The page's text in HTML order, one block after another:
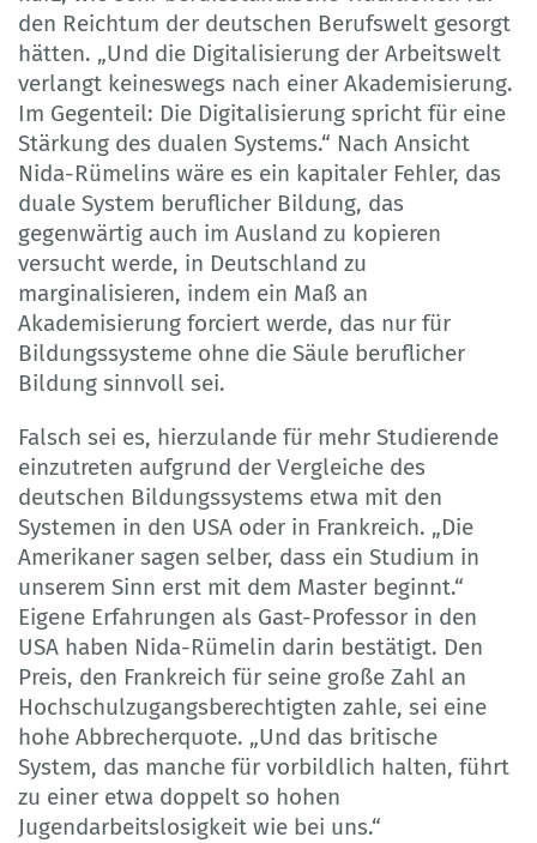
den Reichtum der deutschen Berufswelt gesorgt
hätten. „Und die Digitalisierung der Arbeitswelt
verlangt keineswegs nach einer Akademisierung.
Im Gegenteil: Die Digitalisierung spricht für eine
Stärkung des dualen Systems.“ Nach Ansicht
Nida-Rümelins wäre es ein kapitaler Fehler, das
duale System beruflicher Bildung, das
gegenwärtig auch im Ausland zu kopieren
versucht werde, in Deutschland zu
marginalisieren, indem ein Maß an
Akademisierung forciert werde, das nur für
Bildungssysteme ohne die Säule beruflicher
Bildung sinnvoll sei.
Falsch sei es, hierzulande für mehr Studierende
einzutreten aufgrund der Vergleiche des
deutschen Bildungssystems etwa mit den
Systemen in den USA oder in Frankreich. „Die
Amerikaner sagen selber, dass ein Studium in
unserem Sinn erst mit dem Master beginnt.“
Eigene Erfahrungen als Gast-Professor in den
USA haben Nida-Rümelin darin bestätigt. Den
Preis, den Frankreich für seine große Zahl an
Hochschulzugangsberechtigten zahle, sei eine
hohe Abbrecherquote. „Und das britische
System, das manche für vorbildlich halten, führt
zu einer etwa doppelt so hohen
Jugendarbeitslosigkeit wie bei uns.“